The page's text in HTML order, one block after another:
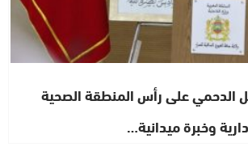
الدحمي على رأس المنطقة الصحية
وخبرة ميدانية…